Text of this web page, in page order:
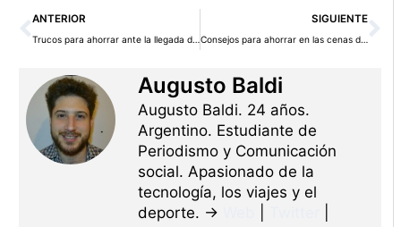
Ant
ANTERIOR
Trucos para ahorrar ante la llegada de un bebé
SIGUIENTE
Consejos para ahorrar en las cenas de la empresa
Augusto Baldi
Augusto Baldi. 24 años.
Argentino. Estudiante de
Periodismo y Comunicación
social. Apasionado de la
tecnología, los viajes y el
deporte. →